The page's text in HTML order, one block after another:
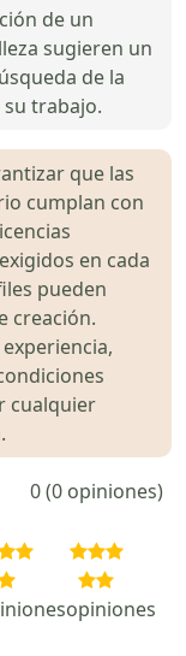
de un
sugieren un
de la
trabajo.
que las
cumplan con
en cada
pueden
creación.
cualquier
0 (0 opiniones)
opiniones